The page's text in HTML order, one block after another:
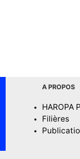
A PROPOS
HAROPA
Filières